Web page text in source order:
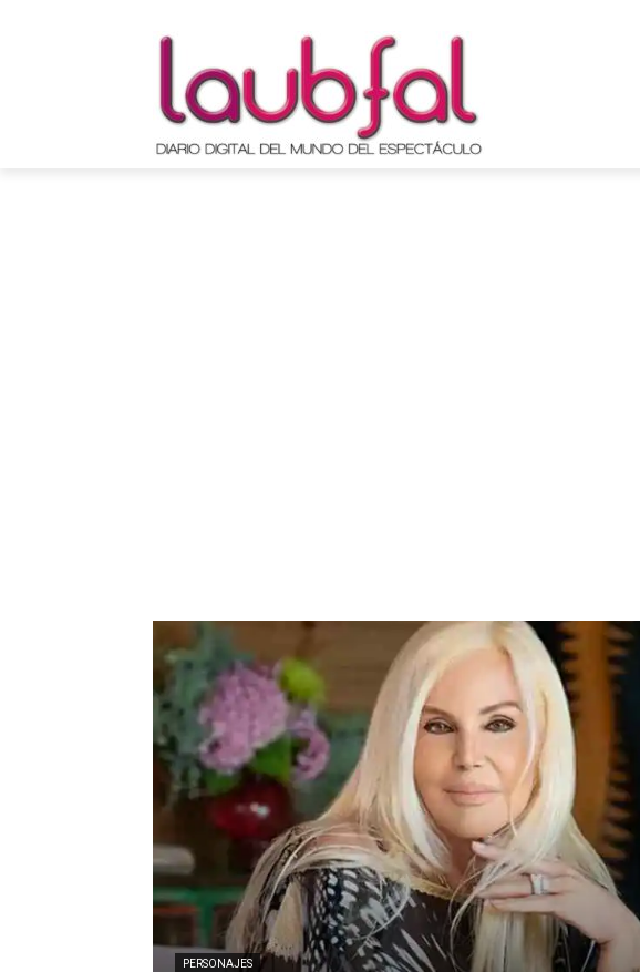
PERSONAJES